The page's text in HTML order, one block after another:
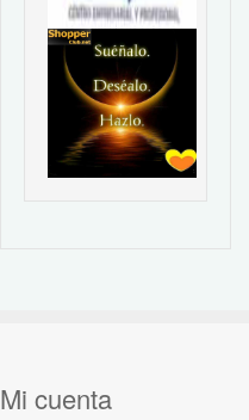
Mi cuenta